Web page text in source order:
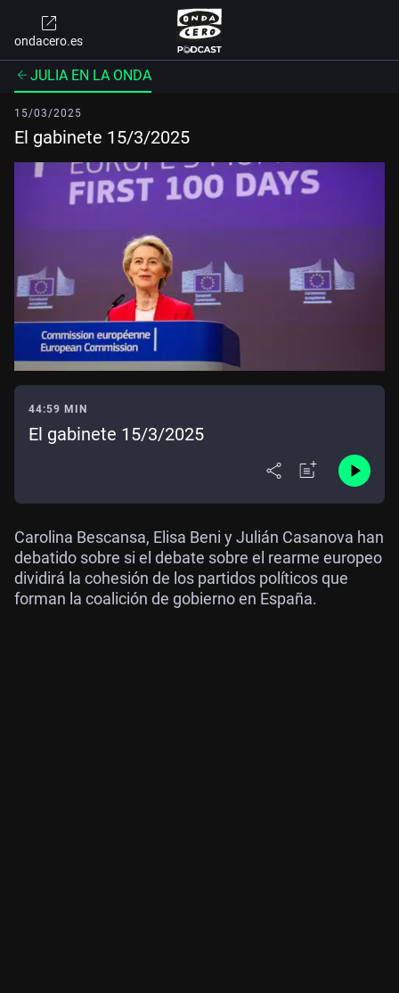
ondacero.es
JULIA EN LA ONDA
15/03/2025
El gabinete 15/3/2025
44:59 MIN
El gabinete 15/3/2025
Carolina Bescansa, Elisa Beni y Julián Casanova han
debatido sobre si el debate sobre el rearme europeo
dividirá la cohesión de los partidos políticos que
forman la coalición de gobierno en España.